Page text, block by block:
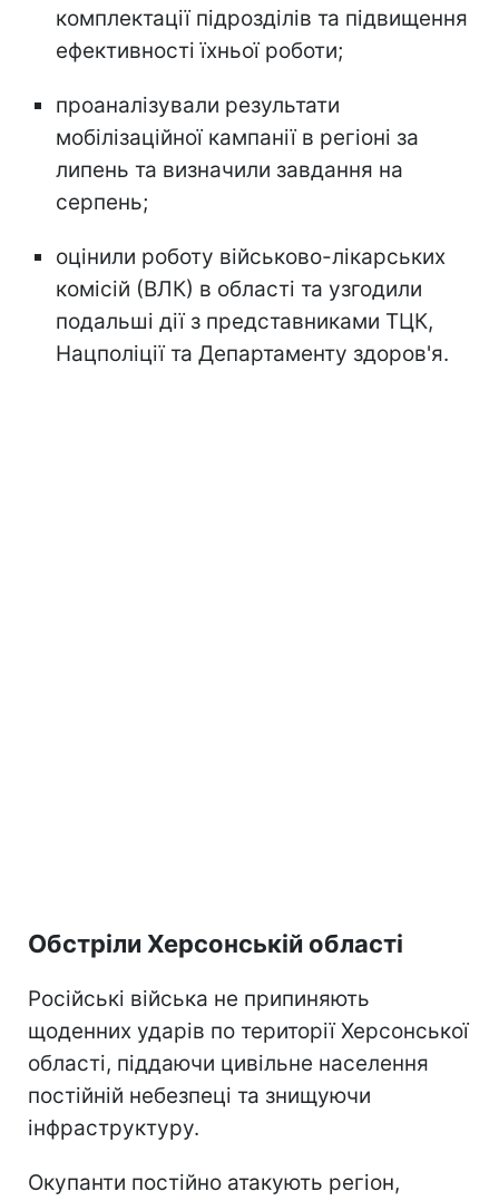
комплектації підрозділів та підвищення
ефективності їхньої роботи;
проаналізували результати
мобілізаційної кампанії в регіоні за
липень та визначили завдання на
серпень;
оцінили роботу військово-лікарських
комісій (ВЛК) в області та узгодили
подальші дії з представниками ТЦК,
Нацполіції та Департаменту здоров'я.
Обстріли Херсонській області
Російські війська не припиняють
щоденних ударів по території Херсонської
області, піддаючи цивільне населення
постійній небезпеці та знищуючи
інфраструктуру.
Окупанти постійно атакують регіон,